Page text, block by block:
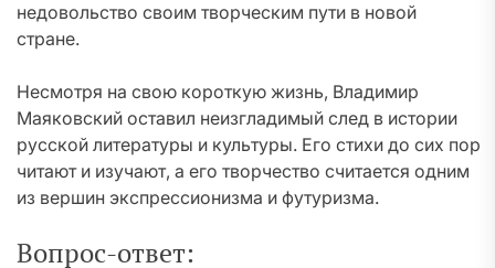
недовольство своим творческим пути в новой
стране.
Несмотря на свою короткую жизнь, Владимир
Маяковский оставил неизгладимый след в истории
русской литературы и культуры. Его стихи до сих пор
читают и изучают, а его творчество считается одним
из вершин экспрессионизма и футуризма.
Вопрос-ответ: